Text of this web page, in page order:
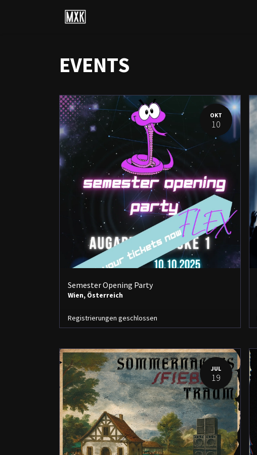
EVENTS
OKT
10
Semester Opening Party
Wien, Österreich
Registrierungen geschlossen
JUL
19